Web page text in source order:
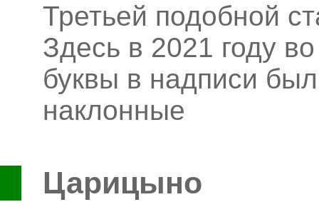
Третьей подобной
Здесь в 2021 году
буквы в надписи
наклонные
Царицыно